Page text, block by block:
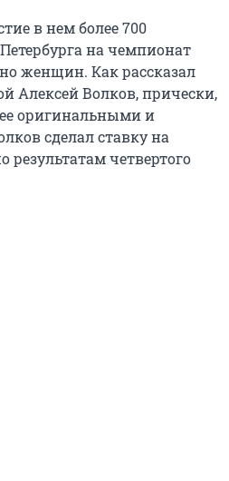
в нем более 700
на чемпионат
женщин. Как рассказал
Алексей Волков, прически,
оригинальными и
сделал ставку на
четвертого